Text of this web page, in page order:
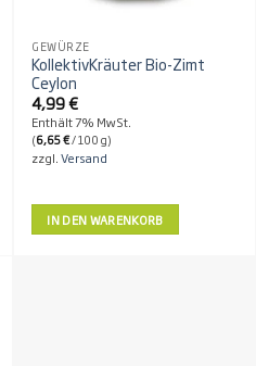
GEWÜRZE
KollektivKräuter Bio-Zimt
Ceylon
4,99€
Enthält 7% MwSt.
(6,65€/ 100 g)
zzgl.Versand
IN DEN WARENKORB